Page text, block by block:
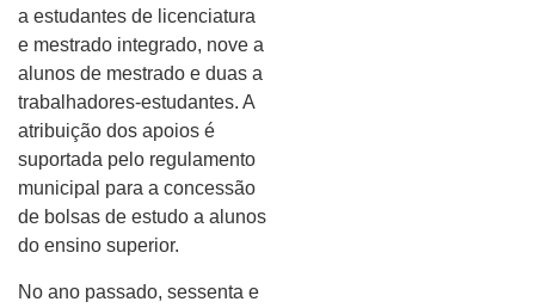
a estudantes de licenciatura
e mestrado integrado, nove a
alunos de mestrado e duas a
trabalhadores-estudantes. A
atribuição dos apoios é
suportada pelo regulamento
municipal para a concessão
de bolsas de estudo a alunos
do ensino superior.
No ano passado, sessenta e